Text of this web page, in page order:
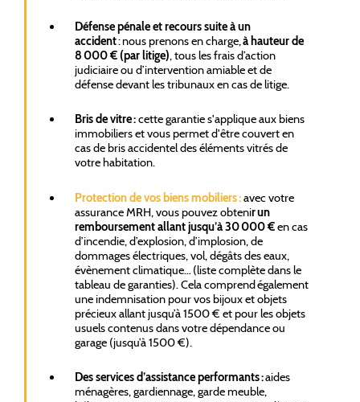
Défense pénale et recours suite à un
accident: nous prenons en charge,à hauteur de
8 000 € (par litige), tous les frais d’action
judiciaire ou d’intervention amiable et de
défense devant les tribunaux en cas de litige.
Bris de vitre :cette garantie s'applique aux biens
immobiliers et vous permet d'être couvert en
cas de bris accidentel des éléments vitrés de
votre habitation.
Protection de vos biens mobiliers :avec votre
assurance MRH, vous pouvez obtenir un
remboursement allant jusqu’à 30 000 €en cas
d’incendie, d’explosion, d’implosion, de
dommages électriques, vol, dégâts des eaux,
évènement climatique… (liste complète dans le
tableau de garanties). Cela comprend également
une indemnisation pour vos bijoux et objets
précieux allant jusqu’à 1500 € et pour les objets
usuels contenus dans votre dépendance ou
garage (jusqu’à 1500 €).
Des services d’assistance performants :aides
ménagères, gardiennage, garde meuble,